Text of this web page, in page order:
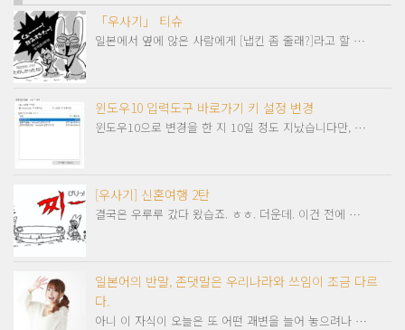
「우사기」 티슈
일본에서 옆에 않은 사람에게 [냅킨 좀 줄래?]라고 할 …
윈도우10 입력도구 바로가기 키 설정 변경
윈도우10으로 변경을 한 지 10일 정도 지났습니다만, …
[우사기] 신혼여행 2탄
결국은 우루루 갔다 왔습죠. ㅎㅎ. 더운데. 이건 전에 …
일본어의 반말, 존댓말은 우리나라와 쓰임이 조금 다르
다.
아니 이 자식이 오늘은 또 어떤 괘변을 늘어 놓으려나 …